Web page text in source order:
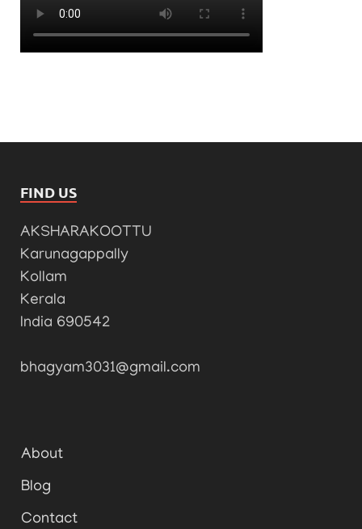
FIND US
AKSHARAKOOTTU
Karunagappally
Kollam
Kerala
India 690542
bhagyam3031@gmail.com
About
Blog
Contact